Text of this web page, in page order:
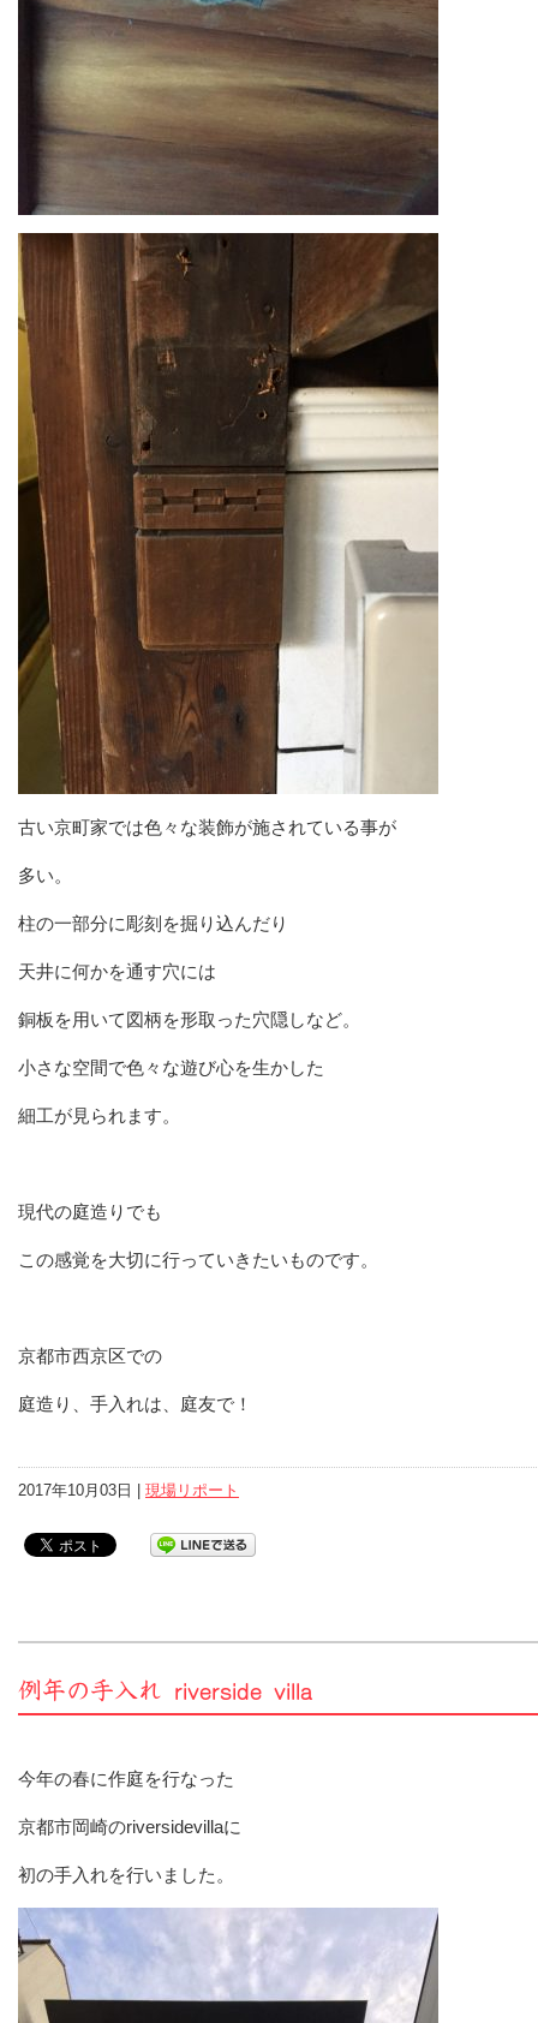
古い京町家では色々な装飾が施されている事が
多い。
柱の一部分に彫刻を掘り込んだり
天井に何かを通す穴には
銅板を用いて図柄を形取った穴隠しなど。
小さな空間で色々な遊び心を生かした
細工が見られます。
現代の庭造りでも
この感覚を大切に行っていきたいものです。
京都市西京区での
庭造り、手入れは、庭友で！
2017年10月03日 | 現場リポート
例年の手入れ riverside villa
今年の春に作庭を行なった
京都市岡崎のriversidevillaに
初の手入れを行いました。